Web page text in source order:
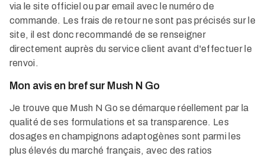
via le site officiel ou par email avec le numéro de
commande. Les frais de retour ne sont pas précisés sur le
site, il est donc recommandé de se renseigner
directement auprès du service client avant d'effectuer le
renvoi.
Mon avis en bref sur Mush N Go
Je trouve que Mush N Go se démarque réellement par la
qualité de ses formulations et sa transparence. Les
dosages en champignons adaptogènes sont parmi les
plus élevés du marché français, avec des ratios